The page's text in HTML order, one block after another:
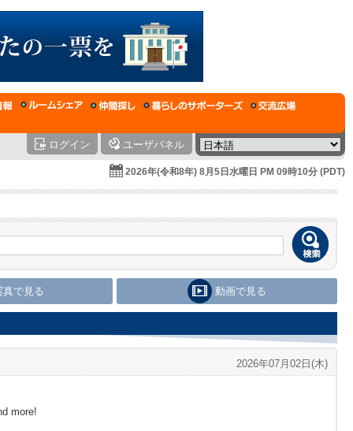
ログイン ユーザパネル
2026年(令和8年) 8月5日水曜日 PM 09時10分 (PDT)
真で見る 動画で見る
2026年07月02日(木)
more!